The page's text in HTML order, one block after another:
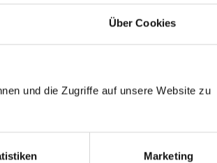
Über Cookies
und die Zugriffe auf unsere Website zu
Marketing
Bei der Suche bitte die Groß- und
Bereichen oder Kategorien
Suchen